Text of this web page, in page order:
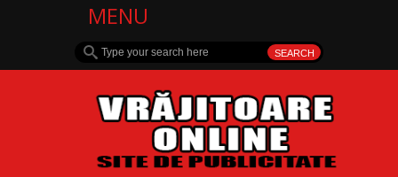
MENU